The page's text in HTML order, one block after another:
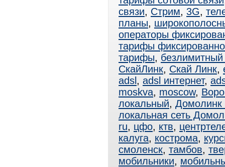
связи, Стрим, 3G,
планы,
операторы
тарифы
тарифы,
СкайЛинк, Скай Линк,
adsl , adsl интернет,
moskva, moscow,
локальный, Домолинк
локальная сеть
ru, цфо, ктв,
калуга, кострома,
смоленск, тамбов,
мобильники,